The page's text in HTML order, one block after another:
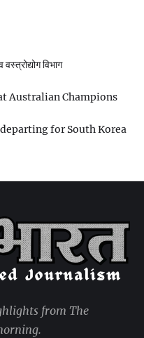
विभाग
Australian Champions
for South Korea
from The